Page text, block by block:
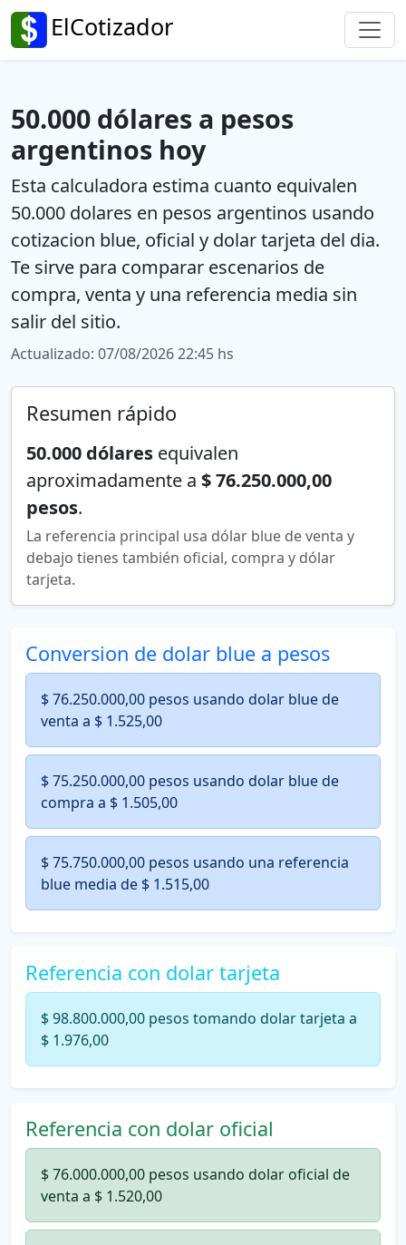
ElCotizador
50.000 dólares a pesos
argentinos hoy
Esta calculadora estima cuanto equivalen
50.000 dolares en pesos argentinos usando
cotizacion blue, oficial y dolar tarjeta del dia.
Te sirve para comparar escenarios de
compra, venta y una referencia media sin
salir del sitio.
Actualizado: 07/08/2026 22:45 hs
Resumen rápido
50.000 dólares equivalen
aproximadamente a $ 76.250.000,00
pesos.
La referencia principal usa dólar blue de venta y
debajo tienes también oficial, compra y dólar
tarjeta.
Conversion de dolar blue a pesos
$ 76.250.000,00 pesos usando dolar blue de
venta a $ 1.525,00
$ 75.250.000,00 pesos usando dolar blue de
compra a $ 1.505,00
$ 75.750.000,00 pesos usando una referencia
blue media de $ 1.515,00
Referencia con dolar tarjeta
$ 98.800.000,00 pesos tomando dolar tarjeta a
$ 1.976,00
Referencia con dolar oficial
$ 76.000.000,00 pesos usando dolar oficial de
venta a $ 1.520,00